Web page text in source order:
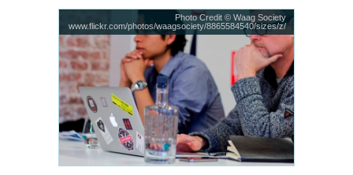
Photo Credit © Waag Society
www.flickr.com/photos/waagsociety/8865584540/sizes/z/